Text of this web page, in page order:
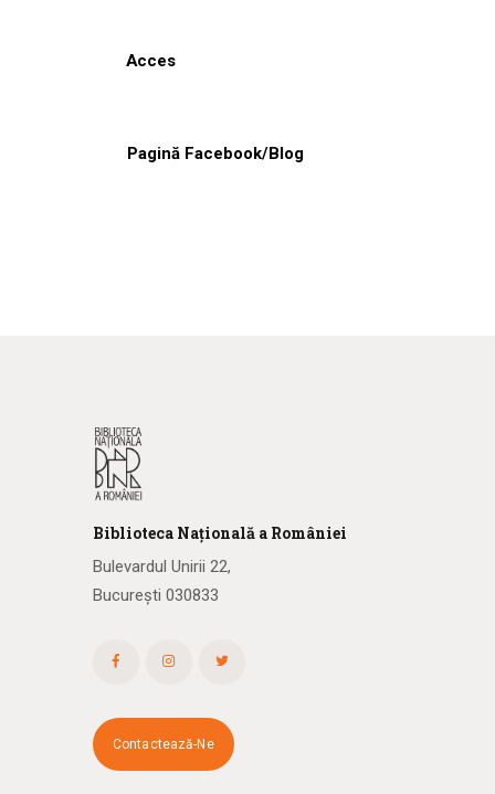
Acces
Pagină Facebook/Blog
Biblioteca Națională a României
Bulevardul Unirii 22,
București 030833
Contactează-Ne